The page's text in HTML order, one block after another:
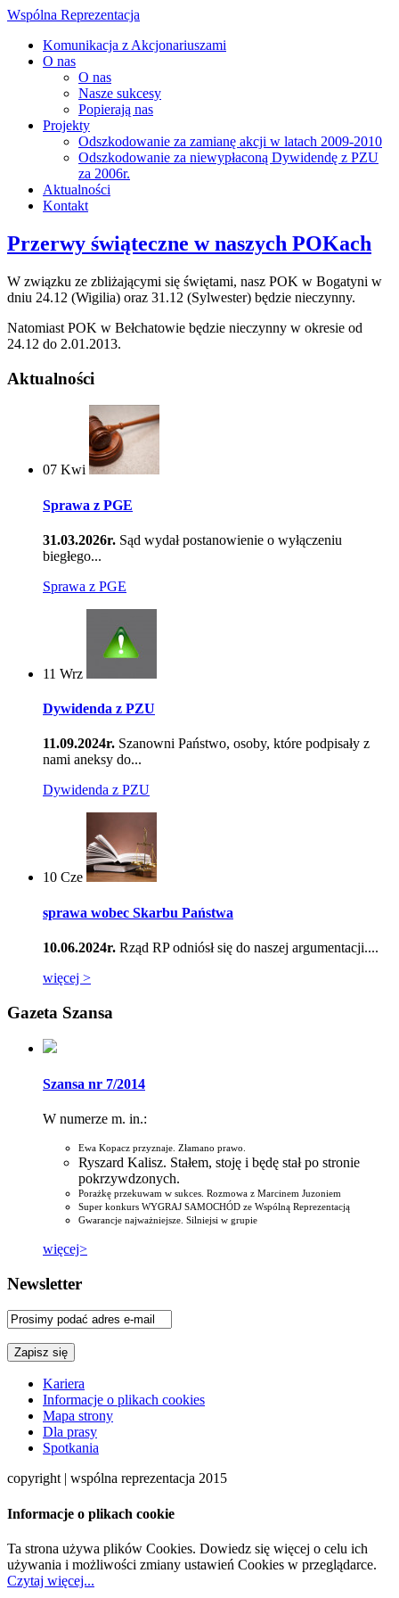
Wspólna Reprezentacja
Komunikacja z Akcjonariuszami
O nas
O nas
Nasze sukcesy
Popierają nas
Projekty
Odszkodowanie za zamianę akcji w latach 2009-2010
Odszkodowanie za niewypłaconą Dywidendę z PZU
za 2006r.
Aktualności
Kontakt
Przerwy świąteczne w naszych POKach
W związku ze zbliżającymi się świętami, nasz POK w Bogatyni w
dniu 24.12 (Wigilia) oraz 31.12 (Sylwester) będzie nieczynny.
Natomiast POK w Bełchatowie będzie nieczynny w okresie od
24.12 do 2.01.2013.
Aktualności
07 Kwi
Sprawa z PGE
31.03.2026r. Sąd wydał postanowienie o wyłączeniu
biegłego...
Sprawa z PGE
11 Wrz
Dywidenda z PZU
11.09.2024r. Szanowni Państwo, osoby, które podpisały z
nami aneksy do...
Dywidenda z PZU
10 Cze
sprawa wobec Skarbu Państwa
10.06.2024r. Rząd RP odniósł się do naszej argumentacji....
więcej >
Gazeta Szansa
Szansa nr 7/2014
W numerze m. in.:
Ewa Kopacz przyznaje. Złamano prawo.
Ryszard Kalisz. Stałem, stoję i będę stał po stronie
pokrzywdzonych.
Porażkę przekuwam w sukces. Rozmowa z Marcinem Juzoniem
Super konkurs WYGRAJ SAMOCHÓD ze Wspólną Reprezentacją
Gwarancje najważniejsze. Silniejsi w grupie
więcej>
Newsletter
Kariera
Informacje o plikach cookies
Mapa strony
Dla prasy
Spotkania
copyright | wspólna reprezentacja 2015
Informacje o plikach cookie
Ta strona używa plików Cookies. Dowiedz się więcej o celu ich
używania i możliwości zmiany ustawień Cookies w przeglądarce.
Czytaj więcej...